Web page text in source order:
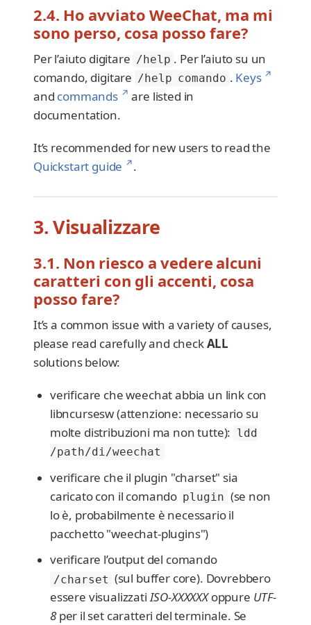
2.4. Ho avviato WeeChat, ma mi
sono perso, cosa posso fare?
Per l’aiuto digitare /help . Per l’aiuto su un
comando, digitare /help comando . Keys ↗
and commands ↗ are listed in
documentation.
It’s recommended for new users to read the
Quickstart guide ↗.
3. Visualizzare
3.1. Non riesco a vedere alcuni
caratteri con gli accenti, cosa
posso fare?
It’s a common issue with a variety of causes,
please read carefully and checkALL
solutions below:
verificare che weechat abbia un link con
libncursesw (attenzione: necessario su
molte distribuzioni ma non tutte): ldd
/path/di/weechat
verificare che il plugin "charset" sia
caricato con il comando plugin (se non
lo è, probabilmente è necessario il
pacchetto "weechat-plugins")
verificare l’output del comando
/charset (sul buffer core). Dovrebbero
essere visualizzatiISO-XXXXXXoppure UTF-
8per il set caratteri del terminale. Se